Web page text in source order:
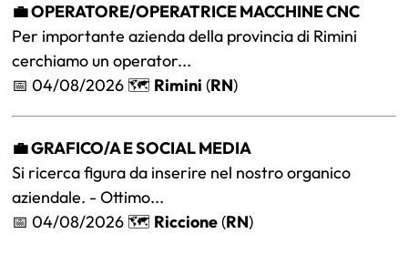
💼 OPERATORE/OPERATRICE MACCHINE CNC
Per importante azienda della provincia di Rimini
cerchiamo un operator...
📅 04/08/2026 🗺️ Rimini (RN)
💼 GRAFICO/A E SOCIAL MEDIA
Si ricerca figura da inserire nel nostro organico
aziendale. - Ottimo...
📅 04/08/2026 🗺️ Riccione(RN)